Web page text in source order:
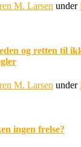
M. Larsen under
og retten til
M. Larsen under
ingen frelse?